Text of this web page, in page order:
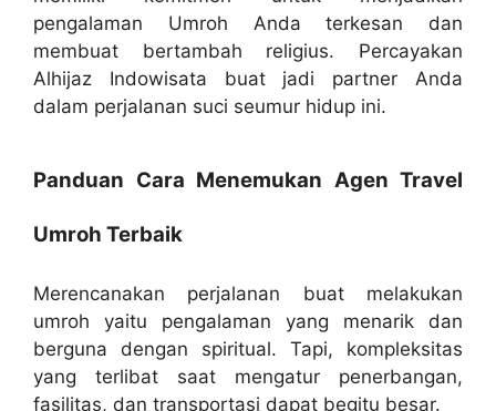
pengalaman Umroh Anda terkesan dan
membuat bertambah religius. Percayakan
Alhijaz Indowisata buat jadi partner Anda
dalam perjalanan suci seumur hidup ini.
Panduan Cara Menemukan Agen Travel
Umroh Terbaik
Merencanakan perjalanan buat melakukan
umroh yaitu pengalaman yang menarik dan
berguna dengan spiritual. Tapi, kompleksitas
yang terlibat saat mengatur penerbangan,
fasilitas, dan transportasi dapat begitu besar.